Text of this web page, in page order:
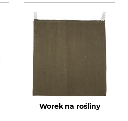
Worek na rośliny